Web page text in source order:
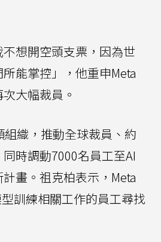
想開空頭支票，因為世
能掌控」，他重申Meta
大幅裁員。
組織，推動全球裁員、約
時調動7000名員工至AI
畫。祖克柏表示，Meta
訓練相關工作的員工尋找